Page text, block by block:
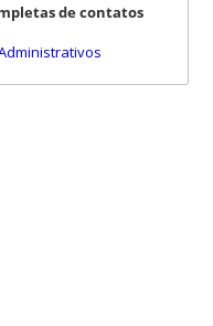
de contatos